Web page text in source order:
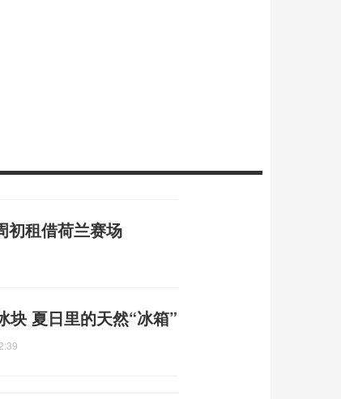
初租借荷兰赛场
块 夏日里的天然“冰箱”